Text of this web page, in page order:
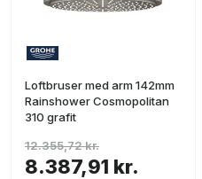
Loftbruser med arm 142mm
Rainshower Cosmopolitan
310 grafit
8.387,91 kr.
12.355,72 kr.